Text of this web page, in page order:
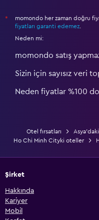
*
momondo her zaman doğru
fiyatları garanti edemez
Neden mi:
momondo satış
Sizin için sayısız veri
Neden fiyatlar %100
Otel fırsatları
Ho Chi Minh Cityki oteller
Şirket
Hakkında
Kariyer
Mobil